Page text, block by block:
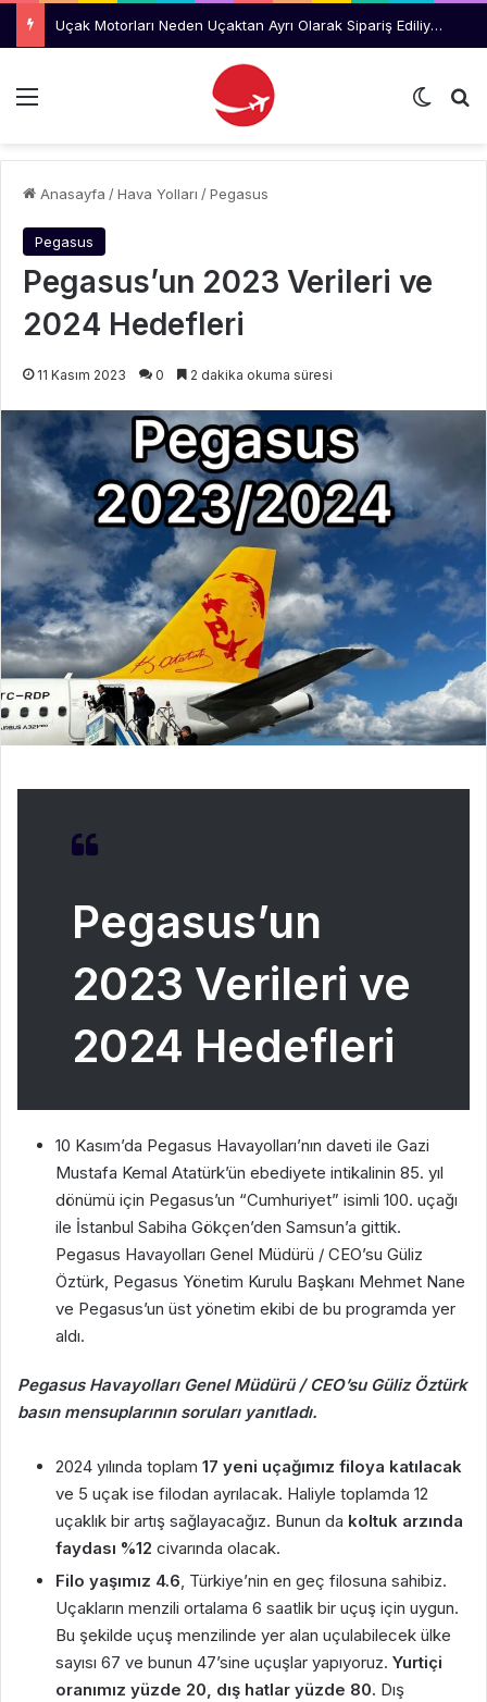
Uçak Motorları Neden Uçaktan Ayrı Olarak Sipariş Ediliyor?
Menü Dış
Anasayfa /Hava Yolları /Pegasus
Pegasus
Pegasus’un 2023 Verileri ve
2024 Hedefleri
11 Kasım 2023 0 2 dakika okuma süresi
Pegasus’un
2023 Verileri ve
2024 Hedefleri
10 Kasım’da Pegasus Havayolları’nın daveti ile Gazi
Mustafa Kemal Atatürk’ün ebediyete intikalinin 85. yıl
dönümü için Pegasus’un “Cumhuriyet” isimli 100. uçağı
ile İstanbul Sabiha Gökçen’den Samsun’a gittik.
Pegasus Havayolları Genel Müdürü / CEO’su Güliz
Öztürk, Pegasus Yönetim Kurulu Başkanı Mehmet Nane
ve Pegasus’un üst yönetim ekibi de bu programda yer
aldı.
Pegasus Havayolları Genel Müdürü / CEO’su Güliz Öztürk
basın mensuplarının soruları yanıtladı.
2024 yılında toplam 17 yeni uçağımız filoya katılacak
ve 5 uçak ise filodan ayrılacak. Haliyle toplamda 12
uçaklık bir artış sağlayacağız. Bunun da koltuk arzında
faydası %12 civarında olacak.
Filo yaşımız 4.6, Türkiye’nin en geç filosuna sahibiz.
Uçakların menzili ortalama 6 saatlik bir uçuş için uygun.
Bu şekilde uçuş menzilinde yer alan uçulabilecek ülke
sayısı 67 ve bunun 47’sine uçuşlar yapıyoruz. Yurtiçi
oranımız yüzde 20, dış hatlar yüzde 80. Dış